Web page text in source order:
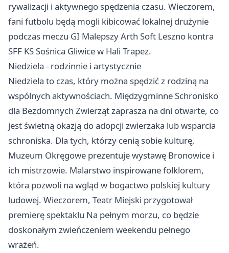
rywalizacji i aktywnego spędzenia czasu. Wieczorem,
fani futbolu będą mogli kibicować lokalnej drużynie
podczas meczu GI Malepszy Arth Soft Leszno kontra
SFF KS Sośnica Gliwicew Hali Trapez.
Niedziela - rodzinnie i artystycznie
Niedziela to czas, który można spędzić z rodziną na
wspólnych aktywnościach. Międzygminne Schronisko
dla Bezdomnych Zwierząt zaprasza na dni otwarte, co
jest świetną okazją do adopcji zwierzaka lub wsparcia
schroniska. Dla tych, którzy cenią sobie kulturę,
Muzeum Okręgowe prezentuje wystawę Bronowice i
ich mistrzowie. Malarstwo inspirowane folklorem,
która pozwoli na wgląd w bogactwo polskiej kultury
ludowej. Wieczorem, Teatr Miejski przygotował
premierę spektaklu Na pełnym morzu, co będzie
doskonałym zwieńczeniem weekendu pełnego
wrażeń.